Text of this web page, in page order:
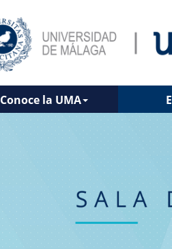
Conoce la UMA